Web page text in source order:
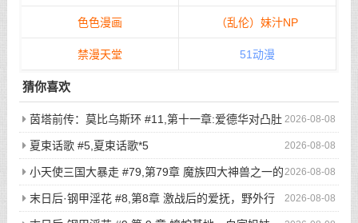
色色漫画 （乱伦）妹汁NP
禁漫天堂 51动漫
猜你喜欢
2026-08-08
茵塔前传：莫比乌斯环 #11,第十一章:爱德华对凸肚
脐的温情玩弄，新的冒险启程
2026-08-08
夏束话歌 #5,夏束话歌*5
2026-08-08
小天使三国大暴走 #79,第79章 魔族四大神兽之一的
不死鸟登场，奇葩猎鸡小队被吓的屁滚尿流
2026-08-08
末日后·钢甲淫花 #8,第8章 激战后的爱抚，野外行